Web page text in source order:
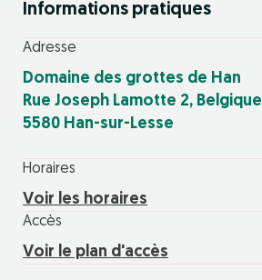
Informations pratiques
Adresse
Domaine des grottes de Han
Rue Joseph Lamotte 2, Belgique
5580 Han-sur-Lesse
Horaires
Voir les horaires
Accès
Voir le plan d'accès